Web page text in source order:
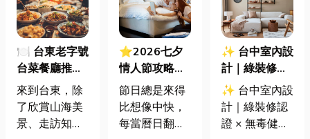
🍽️ 台東老字號
台菜餐廳推薦
｜在地人聚餐
首選，經典合
菜一次滿足
來到台東，除
了欣賞山海美
景、走訪知名
⭐2026七夕
情人節攻略！
七夕送什麼不
踩雷？限定甜
點哪裡買？台
節日總是來得
比想像中快，
每當曆日翻到
✨ 台中室內設
計｜綠裝修認
證 × 無毒健康
建材，打造安
全、舒適又有
✨ 台中室內設
計｜綠裝修認
證 × 無毒健康